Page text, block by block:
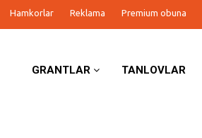
Hamkorlar Reklama Premium obuna
GRANTLAR TANLOVLAR